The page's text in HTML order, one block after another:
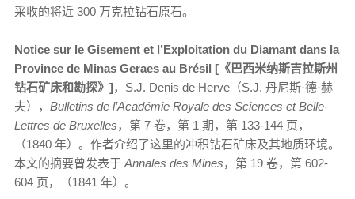
采收的将近 300 万克拉钻石原石。
Notice sur le Gisement et l’Exploitation du Diamant dans la
Province de Minas Geraes au Brésil [《巴西米纳斯吉拉斯州
钻石矿床和勘探》]，S.J. Denis de Herve（S.J. 丹尼斯·德·赫
夫）， Bulletins de l’Académie Royale des Sciences et Belle-
Lettres de Bruxelles，第 7 卷，第 1 期，第 133-144 页，
（1840 年）。作者介绍了这里的冲积钻石矿床及其地质环境。
本文的摘要曾发表于 Annales des Mines，第 19 卷，第 602-
604 页，（1841 年）。